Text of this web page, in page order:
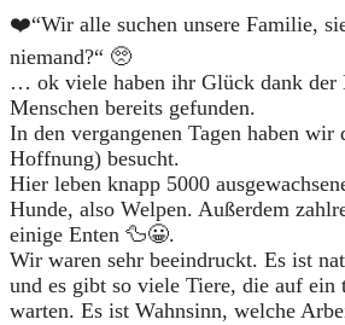
❤️“Wir alle suchen unsere Familie,
niemand?“ 🥺
… ok viele haben ihr Glück dank
Menschen bereits gefunden.
In den vergangenen Tagen haben
Hoffnung) besucht.
Hier leben knapp 5000
Hunde, also Welpen. Außerdem
einige Enten 🦆😀.
Wir waren sehr beeindruckt. Es ist
und es gibt so viele Tiere, die auf ein
warten. Es ist Wahnsinn, welche